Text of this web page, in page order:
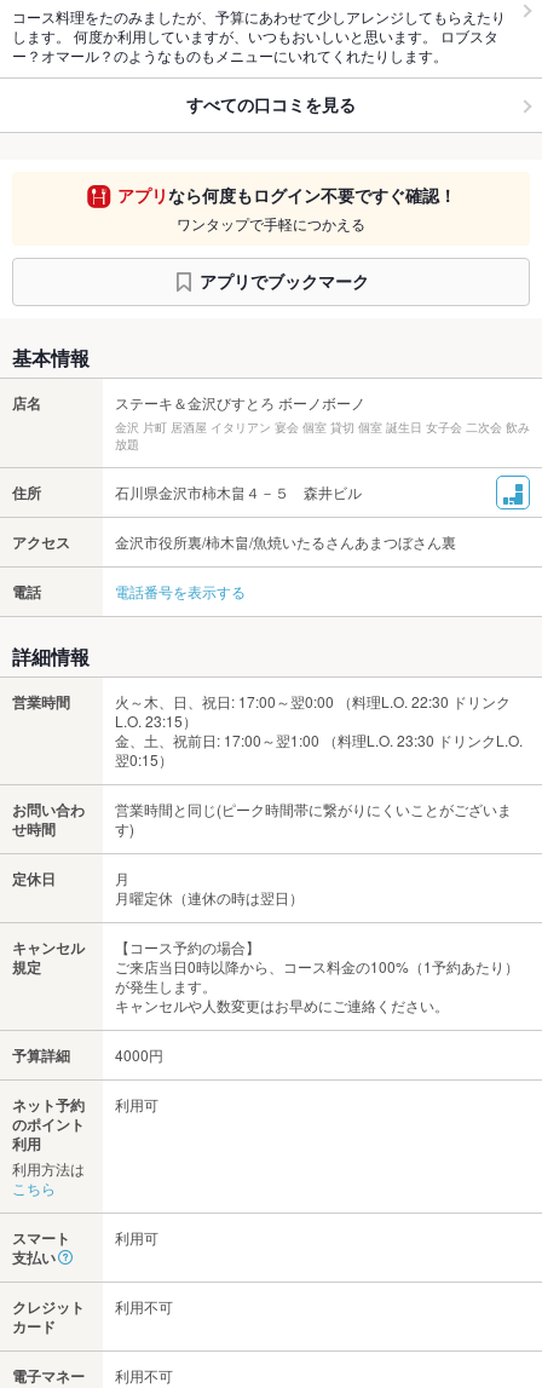
コース料理をたのみましたが、予算にあわせて少しアレンジしてもらえたり
します。 何度か利用していますが、いつもおいしいと思います。 ロブスタ
ー？オマール？のようなものもメニューにいれてくれたりします。
すべての口コミを見る
アプリなら何度もログイン不要ですぐ確認！
ワンタップで手軽につかえる
アプリでブックマーク
基本情報
店名 ステーキ＆金沢びすとろ ボーノボーノ
金沢 片町 居酒屋 イタリアン 宴会 個室 貸切 個室 誕生日 女子会 二次会 飲み
放題
住所 石川県金沢市柿木畠４－５ 森井ビル
アクセス 金沢市役所裏/柿木畠/魚焼いたるさんあまつぼさん裏
電話 電話番号を表示する
詳細情報
営業時間
火～木、日、祝日: 17:00～翌0:00 （料理L.O. 22:30 ドリンク
L.O. 23:15）
金、土、祝前日: 17:00～翌1:00 （料理L.O. 23:30 ドリンクL.O.
翌0:15）
お問い合わ
せ時間
営業時間と同じ(ピーク時間帯に繋がりにくいことがございま
す)
定休日
月
月曜定休（連休の時は翌日）
キャンセル
規定
【コース予約の場合】
ご来店当日0時以降から、コース料金の100%（1予約あたり）
が発生します。
キャンセルや人数変更はお早めにご連絡ください。
予算詳細 4000円
ネット予約
のポイント
利用
利用方法は
こちら
利用可
スマート
支払い
利用可
クレジット
カード
利用不可
電子マネー 利用不可